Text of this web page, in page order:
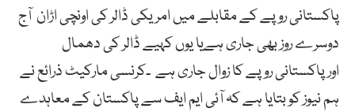
پاکستانی روپے کے مقابلے میں امریکی ڈالر کی اونچی اڑان آج
دوسرے روز بھی جاری ہےیا یوں کہیے ڈالر کی دھمال
اورپاکستانی روپے کا زوال جاری ہے ۔کرنسی مارکیٹ ذرائع نے
ہم نیوز کو بتایا ہے کہ آئی ایم ایف سے پاکستان کے معاہدے